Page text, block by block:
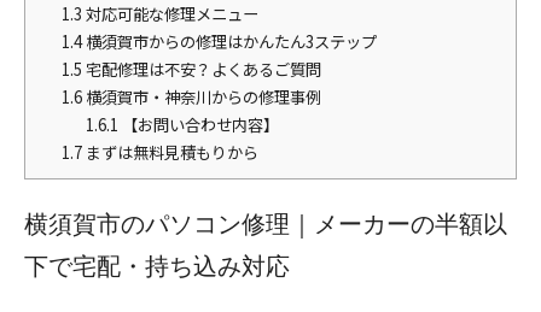
1.3 対応可能な修理メニュー
1.4横須賀市からの修理はかんたん3ステップ
1.5 宅配修理は不安？よくあるご質問
1.6横須賀市・神奈川からの修理事例
1.6.1 【お問い合わせ内容】
1.7まずは無料見積もりから
横須賀市のパソコン修理｜メーカーの半額以
下で宅配・持ち込み対応